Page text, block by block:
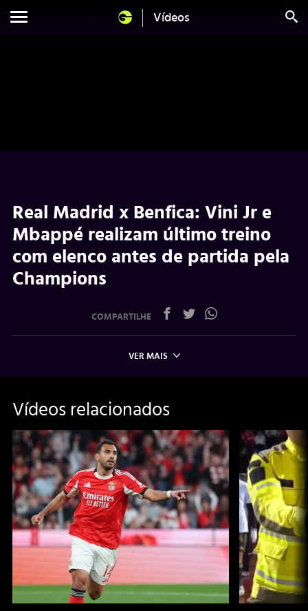
Vídeos
Real Madrid x Benfica: Vini Jr e
Mbappé realizam último treino
com elenco antes de partida pela
Champions
COMPARTILHE
VER MAIS
Vídeos relacionados